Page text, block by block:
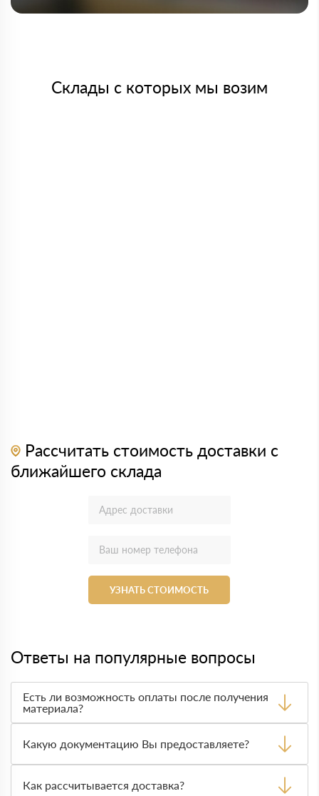
Склады с которых мы возим
Рассчитать стоимость доставки с
ближайшего склада
УЗНАТЬ СТОИМОСТЬ
Ответы на популярные вопросы
Есть ли возможность оплаты после получения
материала?
оплата по факту получения товара. При этом, если
доставленный товар был ненадлежащего качества, то
Вы вправе от него отказаться.
Какую документацию Вы предоставляете?
сертификаты и паспорта качества, а также товарно-
Как рассчитывается доставка?